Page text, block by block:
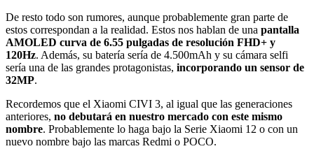
De resto todo son rumores, aunque probablemente gran parte de
estos correspondan a la realidad. Estos nos hablan de una pantalla
AMOLED curva de 6.55 pulgadas de resolución FHD+ y
120Hz. Además, su batería sería de 4.500mAh y su cámara selfi
sería una de las grandes protagonistas, incorporando un sensor de
32MP.
Recordemos que el Xiaomi CIVI 3, al igual que las generaciones
anteriores, no debutará en nuestro mercado con este mismo
nombre. Probablemente lo haga bajo la Serie Xiaomi 12 o con un
nuevo nombre bajo las marcas Redmi o POCO.